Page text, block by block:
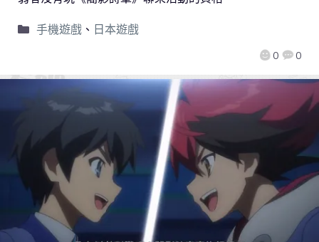
0 0
手機遊戲、 日本遊戲